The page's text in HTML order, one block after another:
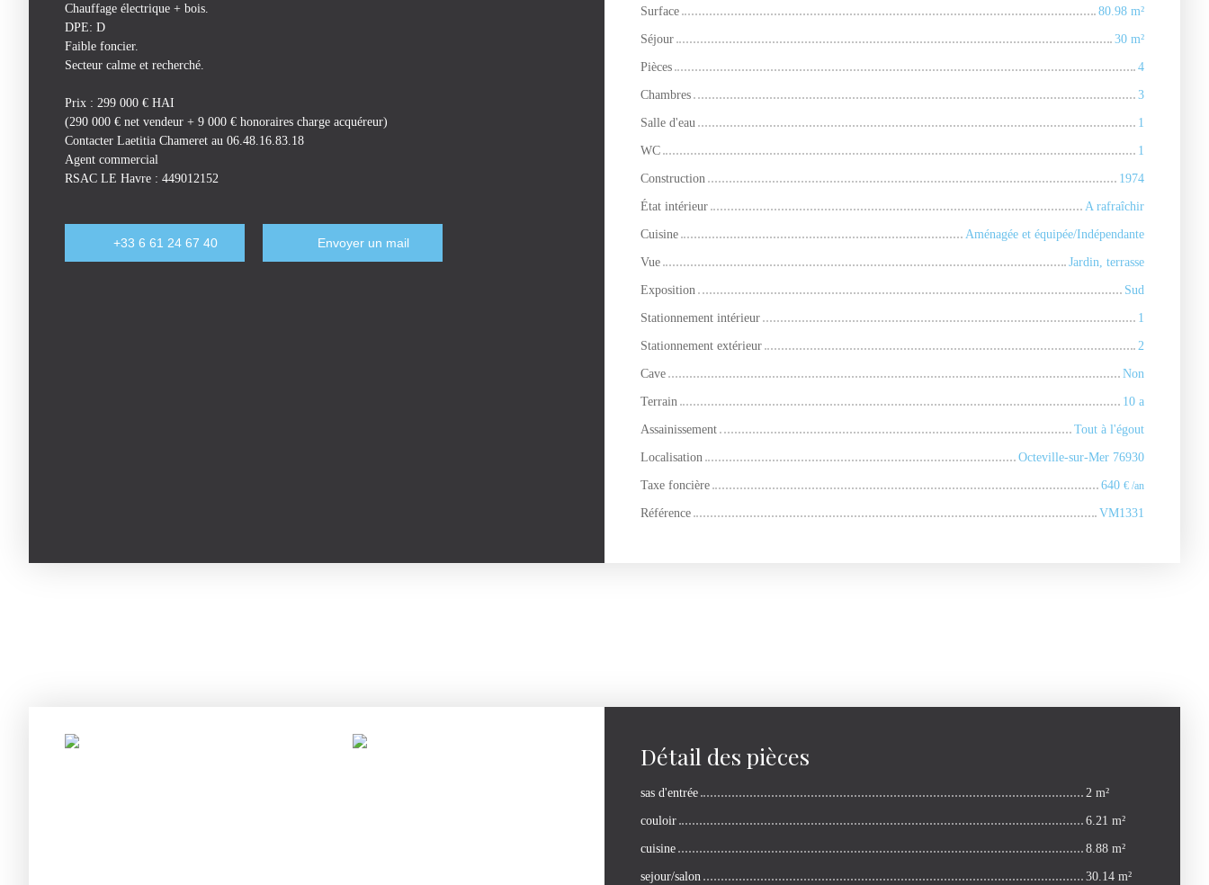
Chauffage électrique + bois.
DPE: D
Faible foncier.
Secteur calme et recherché.
Prix : 299 000 € HAI
(290 000 € net vendeur + 9 000 € honoraires charge acquéreur)
Contacter Laetitia Chameret au 06.48.16.83.18
Agent commercial
RSAC LE Havre : 449012152
+33 6 61 24 67 40 Envoyer un mail
Surface
80.98 m²
Séjour
30 m²
Pièces
4
Chambres
3
Salle d'eau
1
WC
1
Construction
1974
État intérieur
A rafraîchir
Cuisine
Aménagée et équipée/Indépendante
Vue
Jardin, terrasse
Exposition
Sud
Stationnement intérieur
1
Stationnement extérieur
2
Cave
Non
Terrain
10 a
Assainissement
Tout à l'égout
Localisation
Octeville-sur-Mer 76930
Taxe foncière
640 € /an
Référence VM1331
Détail des pièces
sas d'entrée
2 m²
couloir
6.21 m²
cuisine
8.88 m²
sejour/salon
30.14 m²